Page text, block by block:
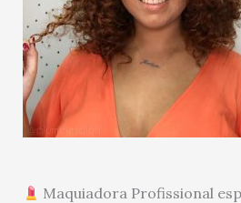
Maquiadora Profissional